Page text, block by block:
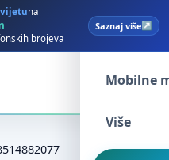
na
brojeva
Saznaj više
Spam
Mobilne
Više